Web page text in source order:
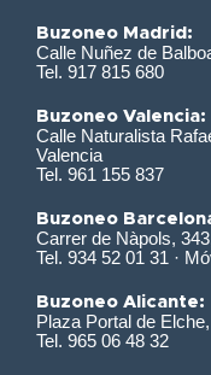
Buzoneo Madrid:
Calle Nuñez de
Tel. 917 815 680
Buzoneo Valencia:
Calle Naturalista
Valencia
Tel. 961 155 837
Buzoneo
Carrer de Nàpols,
Tel. 934 52 01 31 ·
Buzoneo Alicante:
Plaza Portal de
Tel. 965 06 48 32